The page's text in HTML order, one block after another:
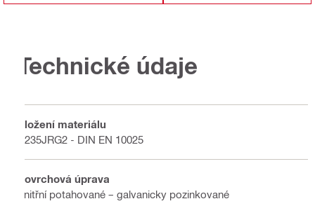
Technické údaje
Složení materiálu
S235JRG2 - DIN EN 10025
Povrchová úprava
Vnitřní potahované – galvanicky pozinkované